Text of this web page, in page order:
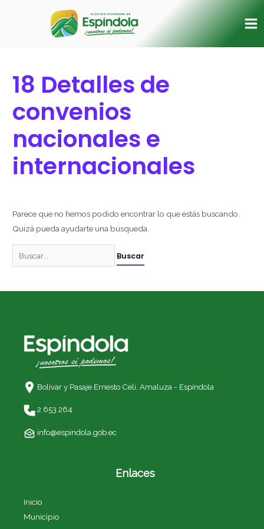
18 Detalles de
convenios
nacionales e
internacionales
Parece que no hemos podido encontrar lo que estás buscando.
Quizá pueda ayudarte una búsqueda.
Bolívar y Pasaje Ernesto Celi, Amaluza - Espíndola
2 653 264
info@espindola.gob.ec
Enlaces
Inicio
Municipio